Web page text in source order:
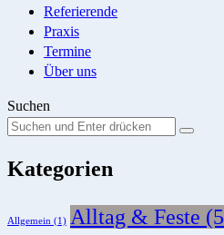
Referierende
Praxis
Termine
Über uns
Suchen
Suchen
nach:
Suche
Kategorien
Allgemein (1) Alltag & Feste